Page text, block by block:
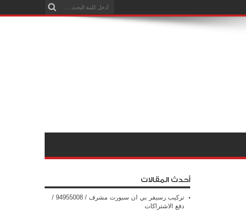
أحدث المقالات
تركيب رسيفر بي ان سبورت مشرف / 94955008 /
دفع الاشتراكات